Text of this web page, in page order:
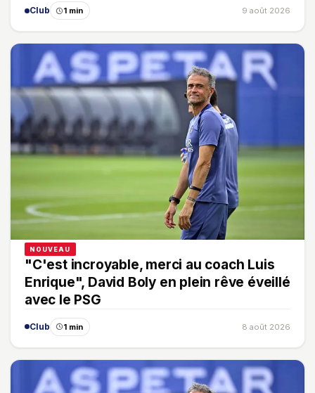
Club 1 min 9 août 2026
NOUVEAU
"C'est incroyable, merci au coach Luis
Enrique", David Boly en plein rêve éveillé
avec le PSG
Club 1 min 8 août 2026